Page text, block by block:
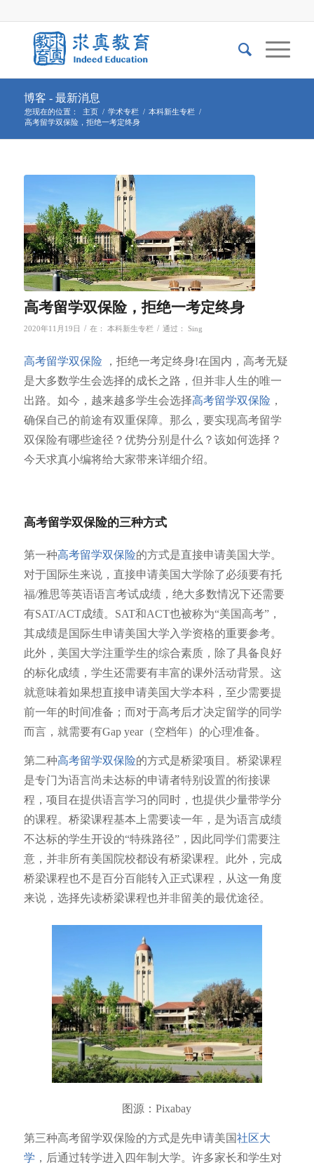
博客 - 最新消息
您现在的位置： 主页 / 学术专栏 / 本科新生专栏 /
高考留学双保险，拒绝一考定终身
高考留学双保险，拒绝一考定终身
2020年11月19日 / 在： 本科新生专栏 / 通过： Sing
高考留学双保险
，拒绝一考定终身!在国内，高考无疑
是大多数学生会选择的成长之路，但并非人生的唯一
出路。如今，越来越多学生会选择高考留学双保险 ，
确保自己的前途有双重保障。那么，要实现高考留学
双保险有哪些途径？优势分别是什么？该如何选择？
今天求真小编将给大家带来详细介绍。
高考留学双保险的三种方式
第一种高考留学双保险的方式是直接申请美国大学。
对于国际生来说，直接申请美国大学除了必须要有托
福/雅思等英语语言考试成绩，绝大多数情况下还需要
有SAT/ACT成绩。SAT和ACT也被称为“美国高考”，
其成绩是国际生申请美国大学入学资格的重要参考。
此外，美国大学注重学生的综合素质，除了具备良好
的标化成绩，学生还需要有丰富的课外活动背景。这
就意味着如果想直接申请美国大学本科，至少需要提
前一年的时间准备；而对于高考后才决定留学的同学
而言，就需要有Gap year（空档年）的心理准备。
第二种高考留学双保险的方式是桥梁项目。桥梁课程
是专门为语言尚未达标的申请者特别设置的衔接课
程，项目在提供语言学习的同时，也提供少量带学分
的课程。桥梁课程基本上需要读一年，是为语言成绩
不达标的学生开设的“特殊路径”，因此同学们需要注
意，并非所有美国院校都设有桥梁课程。此外，完成
桥梁课程也不是百分百能转入正式课程，从这一角度
来说，选择先读桥梁课程也并非留美的最优途径。
图源：Pixabay
第三种高考留学双保险的方式是先申请美国社区大
学 ，后通过转学进入四年制大学。许多家长和学生对